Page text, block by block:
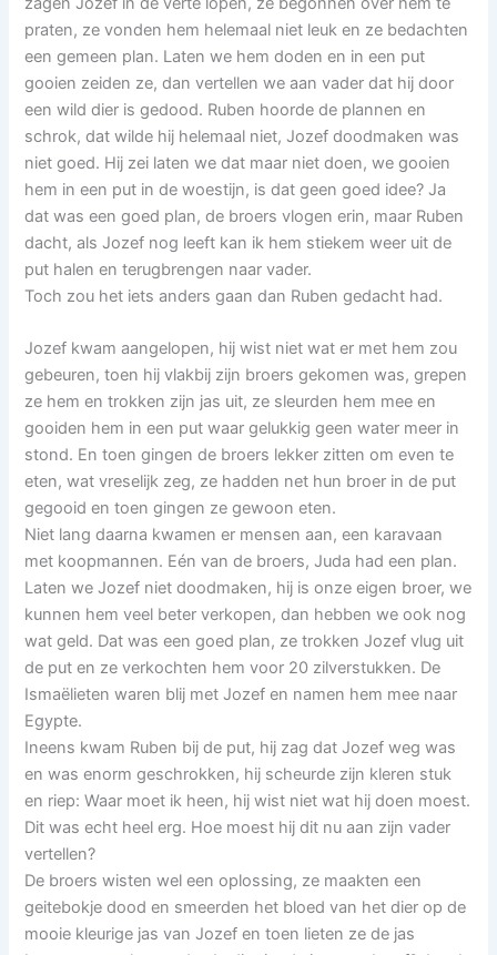
praten, ze vonden hem helemaal niet leuk en ze bedachten
een gemeen plan. Laten we hem doden en in een put
gooien zeiden ze, dan vertellen we aan vader dat hij door
een wild dier is gedood. Ruben hoorde de plannen en
schrok, dat wilde hij helemaal niet, Jozef doodmaken was
niet goed. Hij zei laten we dat maar niet doen, we gooien
hem in een put in de woestijn, is dat geen goed idee? Ja
dat was een goed plan, de broers vlogen erin, maar Ruben
dacht, als Jozef nog leeft kan ik hem stiekem weer uit de
put halen en terugbrengen naar vader.
Toch zou het iets anders gaan dan Ruben gedacht had.
Jozef kwam aangelopen, hij wist niet wat er met hem zou
gebeuren, toen hij vlakbij zijn broers gekomen was, grepen
ze hem en trokken zijn jas uit, ze sleurden hem mee en
gooiden hem in een put waar gelukkig geen water meer in
stond. En toen gingen de broers lekker zitten om even te
eten, wat vreselijk zeg, ze hadden net hun broer in de put
gegooid en toen gingen ze gewoon eten.
Niet lang daarna kwamen er mensen aan, een karavaan
met koopmannen. Eén van de broers, Juda had een plan.
Laten we Jozef niet doodmaken, hij is onze eigen broer, we
kunnen hem veel beter verkopen, dan hebben we ook nog
wat geld. Dat was een goed plan, ze trokken Jozef vlug uit
de put en ze verkochten hem voor 20 zilverstukken. De
Ismaëlieten waren blij met Jozef en namen hem mee naar
Egypte.
Ineens kwam Ruben bij de put, hij zag dat Jozef weg was
en was enorm geschrokken, hij scheurde zijn kleren stuk
en riep: Waar moet ik heen, hij wist niet wat hij doen moest.
Dit was echt heel erg. Hoe moest hij dit nu aan zijn vader
vertellen?
De broers wisten wel een oplossing, ze maakten een
geitebokje dood en smeerden het bloed van het dier op de
mooie kleurige jas van Jozef en toen lieten ze de jas